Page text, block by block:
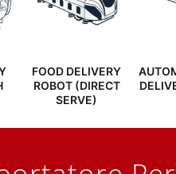
FOOD DELIVERY
ROBOT (DIRECT
SERVE)